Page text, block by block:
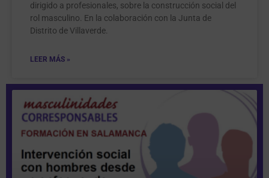
dirigido a profesionales, sobre la construcción social del
rol masculino. En la colaboración con la Junta de
Distrito de Villaverde.
LEER MÁS »
Página